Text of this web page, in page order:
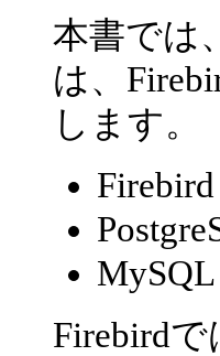
本書では
は、
します。
Firebird